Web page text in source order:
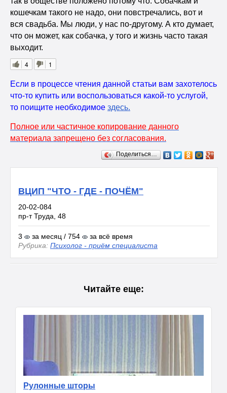
кошечкам такого не надо, они повстречались, вот и
вся свадьба. Мы люди, у нас по-другому. А кто думает,
что он может, как собачка, у того и жизнь часто такая
выходит.
4
1
Если в процессе чтения данной статьи вам захотелось
что-то купить или воспользоваться какой-то услугой,
то поищите необходимое здесь.
Полное или частичное копирование данного
материала запрещено без согласования.
Поделиться…
ВЦИП "ЧТО - ГДЕ - ПОЧЁМ"
20-02-084
пр-т Труда, 48
3 за месяц / 754
за всё время
Рубрика: Психолог - приём специалиста
Читайте еще:
Рулонные шторы